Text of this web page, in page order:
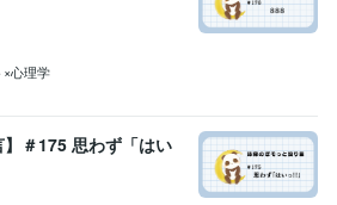
仕事鑑定（仕事総合 / 転職 / 適
心理学
】＃175 思わず「はい